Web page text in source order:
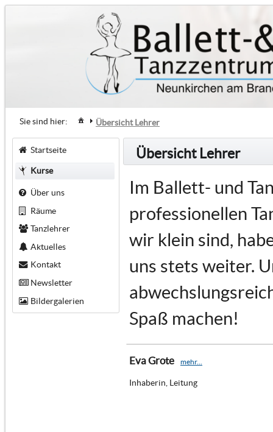
Sie sind hier: Übersicht Lehrer
Startseite
Kurse
Über uns
Räume
Tanzlehrer
Aktuelles
Kontakt
Newsletter
Bildergalerien
Übersicht Lehrer
Im Ballett- und
professionellen
wir klein sind,
uns stets weiter.
Spaß machen!
Eva Grote mehr...
Inhaberin, Leitung